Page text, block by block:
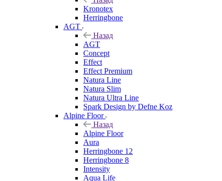
Kronotex
Herringbone
AGT
Назад
AGT
Concept
Effect
Effect Premium
Natura Line
Natura Slim
Natura Ultra Line
Spark Design by Defne Koz
Alpine Floor
Назад
Alpine Floor
Aura
Herringbone 12
Herringbone 8
Intensity
Aqua Life